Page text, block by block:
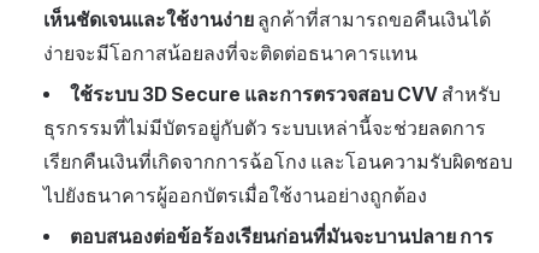
เห็นชัดเจนและใช้งานง่าย ลูกค้าที่สามารถขอคืนเงินได้
ง่ายจะมีโอกาสน้อยลงที่จะติดต่อธนาคารแทน
ใช้ระบบ 3D Secure และการตรวจสอบ CVV สำหรับ
ธุรกรรมที่ไม่มีบัตรอยู่กับตัว ระบบเหล่านี้จะช่วยลดการ
เรียกคืนเงินที่เกิดจากการฉ้อโกง และโอนความรับผิดชอบ
ไปยังธนาคารผู้ออกบัตรเมื่อใช้งานอย่างถูกต้อง
ตอบสนองต่อข้อร้องเรียนก่อนที่มันจะบานปลาย การ